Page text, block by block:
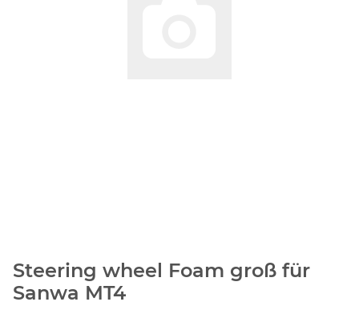
Steering wheel Foam groß für
Sanwa MT4